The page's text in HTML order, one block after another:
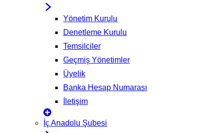
Yönetim Kurulu
Denetleme Kurulu
Temsilciler
Geçmiş Yönetimler
Üyelik
Banka Hesap Numarası
İletişim
İç Anadolu Şubesi